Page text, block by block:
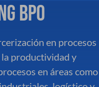
BPO
en procesos
productividad y
en áreas como